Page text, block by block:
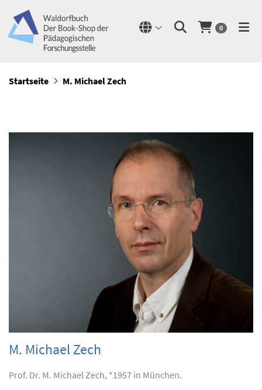
0
Startseite M. Michael Zech
M. Michael Zech
Prof. Dr. M. Michael Zech, *1957 in München.